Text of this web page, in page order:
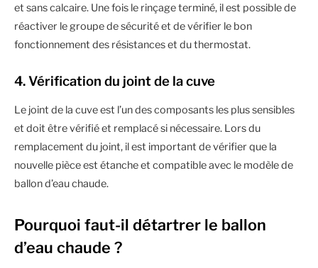
et sans calcaire. Une fois le rinçage terminé, il est possible de
réactiver le groupe de sécurité et de vérifier le bon
fonctionnement des résistances et du thermostat.
4. Vérification du joint de la cuve
Le joint de la cuve est l’un des composants les plus sensibles
et doit être vérifié et remplacé si nécessaire. Lors du
remplacement du joint, il est important de vérifier que la
nouvelle pièce est étanche et compatible avec le modèle de
ballon d’eau chaude.
Pourquoi faut-il détartrer le ballon
d’eau chaude ?